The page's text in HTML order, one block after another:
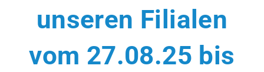
unseren Filialen
vom 27.08.25 bis